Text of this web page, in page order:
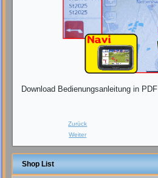
Download Bedienungsanleitung in PDF
Zurück
Weiter
Shop List